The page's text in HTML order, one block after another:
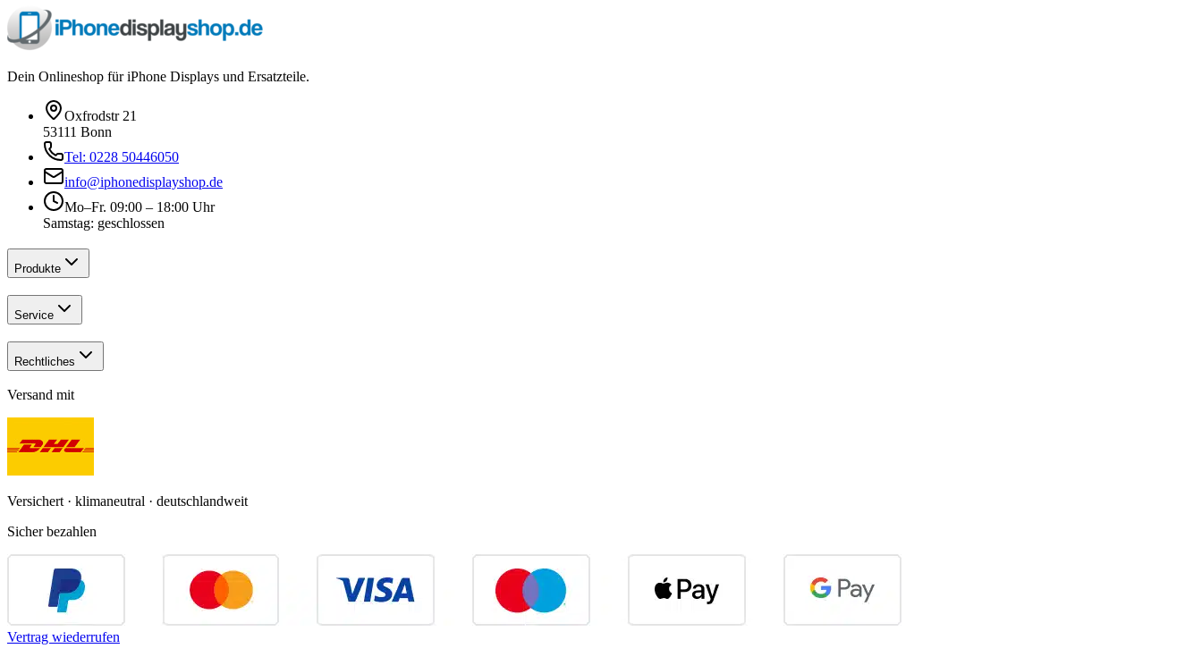
Dein Onlineshop für iPhone Displays und Ersatzteile.
Oxfrodstr 21
53111 Bonn
Tel: 0228 50446050
info@iphonedisplayshop.de
Mo–Fr. 09:00 – 18:00 Uhr
Samstag: geschlossen
Produkte
Service
Rechtliches
Versand mit
Versichert · klimaneutral · deutschlandweit
Sicher bezahlen
Vertrag wiederrufen